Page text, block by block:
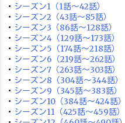
・ シーズン1（1話～42話）
・ シーズン2（43話～85話）
・ シーズン3（86話～128話）
・ シーズン4（129話～173話）
・ シーズン5（174話～218話）
・ シーズン6（219話～262話）
・ シーズン7（263話～303話）
・ シーズン8（304話～344話）
・ シーズン9（345話～383話）
・ シーズン10（384話～424話）
・ シーズン11（425話～459話）